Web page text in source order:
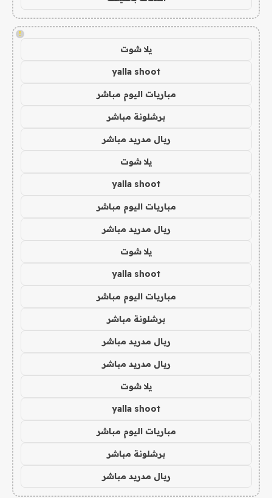
!
يلا شوت
yalla shoot
مباريات اليوم مباشر
برشلونة مباشر
ريال مدريد مباشر
يلا شوت
yalla shoot
مباريات اليوم مباشر
ريال مدريد مباشر
يلا شوت
yalla shoot
مباريات اليوم مباشر
برشلونة مباشر
ريال مدريد مباشر
ريال مدريد مباشر
يلا شوت
yalla shoot
مباريات اليوم مباشر
برشلونة مباشر
ريال مدريد مباشر